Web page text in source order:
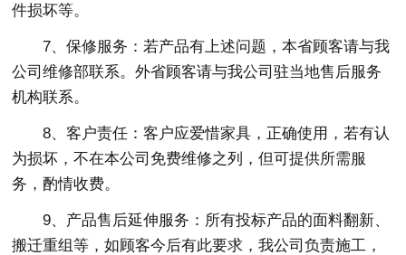
件损坏等。
7、保修服务：若产品有上述问题，本省顾客请与我
公司维修部联系。外省顾客请与我公司驻当地售后服务
机构联系。
8、客户责任：客户应爱惜家具，正确使用，若有认
为损坏，不在本公司免费维修之列，但可提供所需服
务，酌情收费。
9、产品售后延伸服务：所有投标产品的面料翻新、
搬迁重组等，如顾客今后有此要求，我公司负责施工，